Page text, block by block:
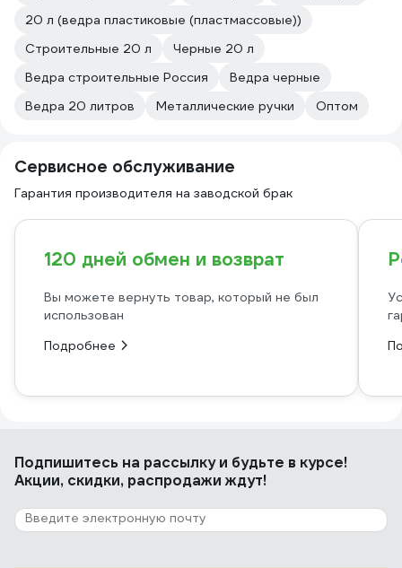
20 л (ведра пластиковые (пластмассовые))
Строительные 20 л
Черные 20 л
Ведра строительные Россия
Ведра черные
Ведра 20 литров
Металлические ручки Оптом
Сервисное обслуживание
Гарантия производителя на заводской брак
120 дней обмен и возврат
Вы можете вернуть товар, который не был
использован
Подробнее
Подпишитесь на рассылкуи будьте в курсе!
Акции, скидки, распродажи ждут!